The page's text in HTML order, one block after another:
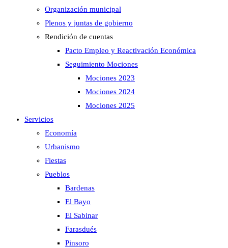
Organización municipal
Plenos y juntas de gobierno
Rendición de cuentas
Pacto Empleo y Reactivación Económica
Seguimiento Mociones
Mociones 2023
Mociones 2024
Mociones 2025
Servicios
Economía
Urbanismo
Fiestas
Pueblos
Bardenas
El Bayo
El Sabinar
Farasdués
Pinsoro